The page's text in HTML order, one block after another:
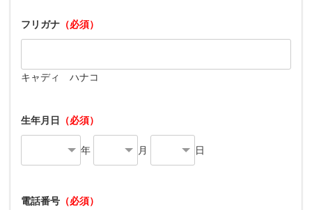
フリガナ （必須）
キャディ ハナコ
生年月日 （必須）
年 月 日
電話番号 （必須）